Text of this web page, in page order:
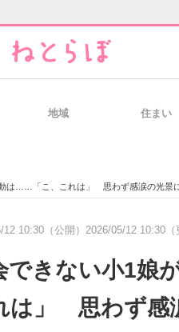
地域 住まい
」 思わず感涙の光景に「ママの気持ちになって泣けてく
12 10:30（公開） 2026/05/12 10:30（
きない小1娘
は」 思わず感